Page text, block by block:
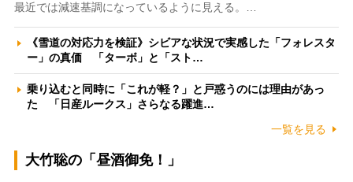
最近では減速基調になっているように見える。…
《雪道の対応力を検証》シビアな状況で実感した「フォレスタ
ー」の真価 「ターボ」と「スト…
乗り込むと同時に「これが軽？」と戸惑うのには理由があっ
た 「日産ルークス」さらなる躍進…
一覧を見る
大竹聡の「昼酒御免！」